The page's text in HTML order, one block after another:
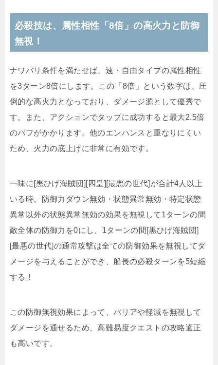
必殺技は、属性相性「8倍」の高火力と防御
無視！
ナワバリ条件を満たせば、速・自由タイプの属性相性
を3ターン8倍にします。この「8倍」という数字は、圧
倒的な高火力となっており、ダメージ源として優秀で
す。また、アクションでタップに成功すると最大2.5倍
のバフがかかります。他のエンハンスと重なりにくい
ため、火力の底上げに非常に有効です。
一味に[黒ひげ海賊団][四皇][最悪の世代]が合計4人以上
いる時、防御力ダウン無効・状態異常無効・特定状態
異常以外の状態異常無効の効果を無視して1ターンの間
敵全体の防御力を0にし、1ターンの間[黒ひげ海賊団]
[最悪の世代]の通常攻撃は全ての防御効果を無視してダ
メージを与えることができ、船長の必殺ターンを5短縮
する！
この防御無視効果によって、バリアや軽減を無視して
ダメージを通せるため、高難易度クエストの攻略適正
も高いです。